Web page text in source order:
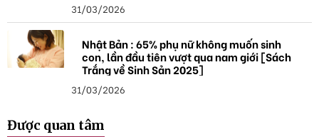
31/03/2026
Nhật Bản : 65% phụ nữ không muốn sinh
con, lần đầu tiên vượt qua nam giới [Sách
Trắng về Sinh Sản 2025]
31/03/2026
Được quan tâm